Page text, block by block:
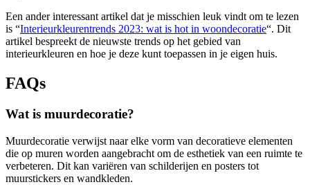
Een ander interessant artikel dat je misschien leuk vindt om te lezen
is “Interieurkleurentrends 2023: wat is hot in woondecoratie“. Dit
artikel bespreekt de nieuwste trends op het gebied van
interieurkleuren en hoe je deze kunt toepassen in je eigen huis.
FAQs
Wat is muurdecoratie?
Muurdecoratie verwijst naar elke vorm van decoratieve elementen
die op muren worden aangebracht om de esthetiek van een ruimte te
verbeteren. Dit kan variëren van schilderijen en posters tot
muurstickers en wandkleden.